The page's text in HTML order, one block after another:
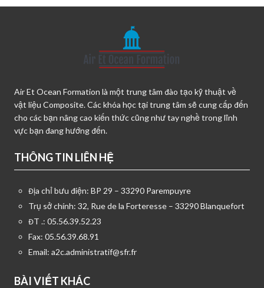
Air Et Ocean Formation là một trung tâm đào tạo kỹ thuật về
vật liệu Composite. Các khóa học tại trung tâm sẽ cung cấp đến
cho các bạn nâng cao kiến thức cũng như tay nghề trong lĩnh
vực bạn đang hướng đến.
THÔNG TIN LIÊN HỆ
Địa chỉ bưu điện: BP 29 – 33290 Parempuyre
Trụ sở chính: 32, Rue de la Forteresse – 33290 Blanquefort
ĐT .: 05.56.39.52.23
Fax: 05.56.39.68.91
Email: a2c.administratif@sfr.fr
BÀI VIẾT KHÁC